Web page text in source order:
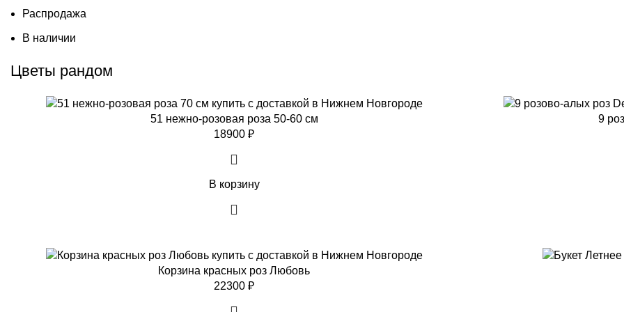
Распродажа
В наличии
Цветы рандом
51 нежно-розовая роза 50-60 см
18900 ₽
В корзину
9
Корзина красных роз Любовь
22300 ₽